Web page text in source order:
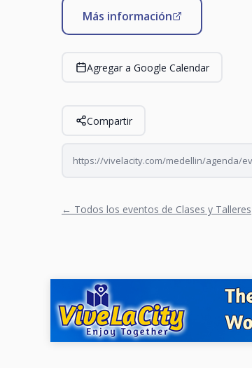
Más información
Agregar a Google Calendar
Compartir
https://vivelacity.com/medellin/agenda/
← Todos los eventos de Clases y Talleres